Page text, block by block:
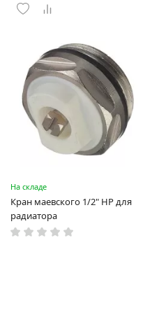
На складе
Кран маевского 1/2" НР для
радиатора